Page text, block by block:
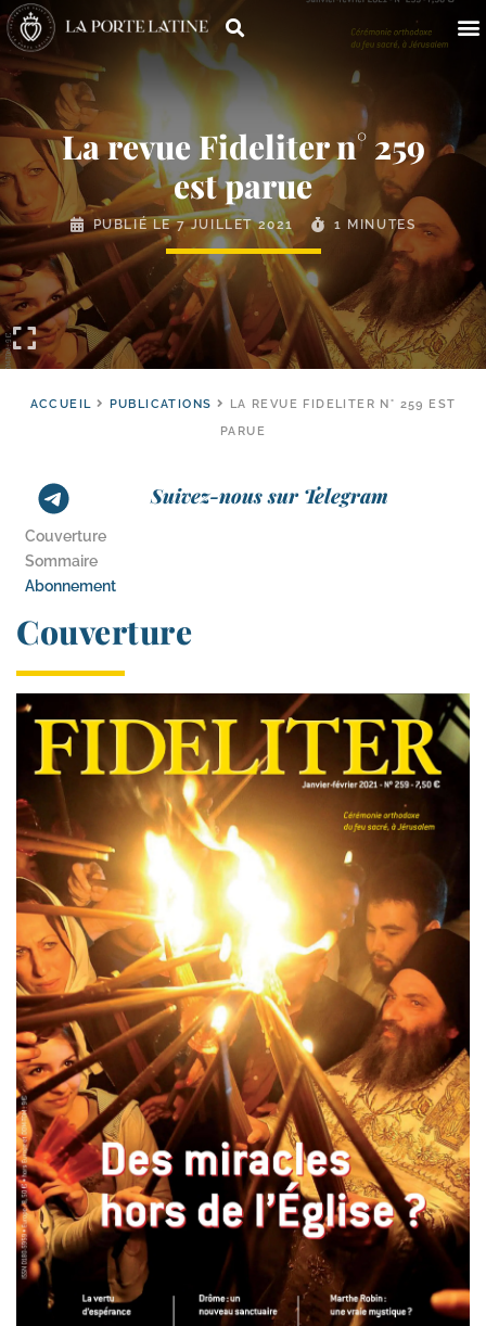
La revue Fideliter n° 259
est parue
PUBLIÉ LE7 JUILLET 2021 1 MINUTES
ACCUEIL PUBLICATIONS
LA REVUE FIDELITER N° 259 EST
PARUE
Suivez-nous sur Telegram
Couverture
Sommaire
Abonnement
Couverture